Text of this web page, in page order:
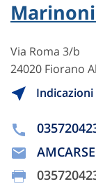
Via Roma 3/b
24020 Fiorano
Indicazioni